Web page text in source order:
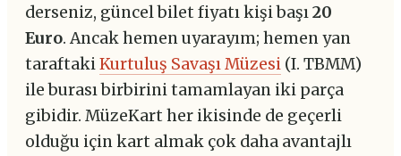
derseniz, güncel bilet fiyatı kişi başı20
Euro. Ancak hemen uyarayım; hemen yan
taraftakiKurtuluş Savaşı Müzesi (I. TBMM)
ile burası birbirini tamamlayan iki parça
gibidir. MüzeKart her ikisinde de geçerli
olduğu için kart almak çok daha avantajlı